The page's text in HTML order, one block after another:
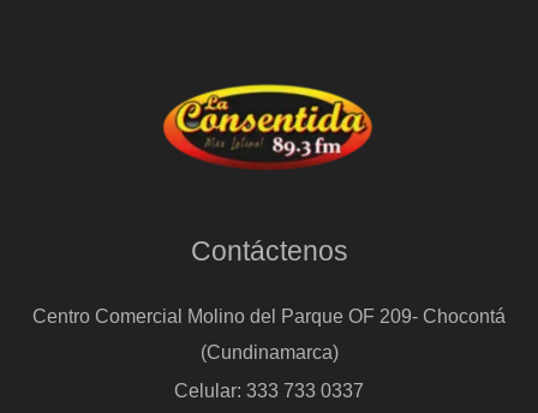
Contáctenos
Centro Comercial Molino del Parque OF 209- Chocontá
(Cundinamarca)
Celular: 333 733 0337